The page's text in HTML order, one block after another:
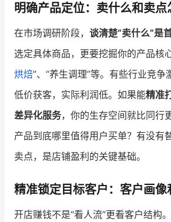
有赞云 数据通服务
明确产品定位：卖什么和卖点
在市场调研阶段， 谈清楚“卖什么”是
选定具体商品，更要挖掘你的产品核
烘焙”、“养生调理”等。有些行业竞争
低价获客，实际利润低。如果能精准
差异化服务，你的生存空间就比同行
产品到底哪里值得用户买单？有没有
卖点，是店铺盈利的关键基础。
精准锁定目标客户：客户画像
开店赚钱不是“看人流”更看客户结构。